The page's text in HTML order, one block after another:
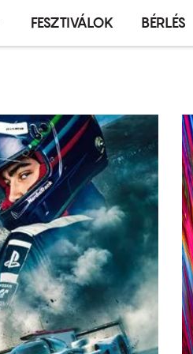
FESZTIVÁLOK BÉRLÉS